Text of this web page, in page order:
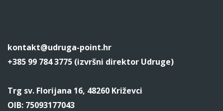
kontakt@udruga-point.hr
+385 99 784 3775 (izvršni direktor Udruge)
Trg sv. Florijana 16, 48260 Križevci
OIB: 75093177043